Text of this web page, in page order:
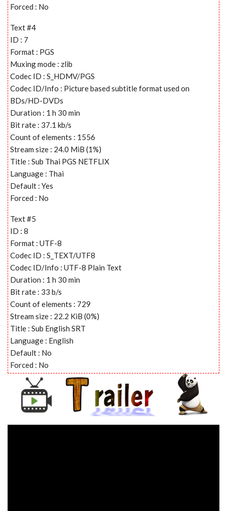
Forced : No
Text #4
ID : 7
Format : PGS
Muxing mode : zlib
Codec ID : S_HDMV/PGS
Codec ID/Info : Picture based subtitle format used on
BDs/HD-DVDs
Duration : 1 h 30 min
Bit rate : 37.1 kb/s
Count of elements : 1556
Stream size : 24.0 MiB (1%)
Title : Sub Thai PGS NETFLIX
Language : Thai
Default : Yes
Forced : No
Text #5
ID : 8
Format : UTF-8
Codec ID : S_TEXT/UTF8
Codec ID/Info : UTF-8 Plain Text
Duration : 1 h 30 min
Bit rate : 33 b/s
Count of elements : 729
Stream size : 22.2 KiB (0%)
Title : Sub English SRT
Language : English
Default : No
Forced : No